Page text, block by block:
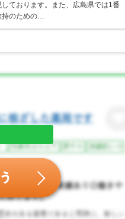
ております。また、広島県では1番
持のための…